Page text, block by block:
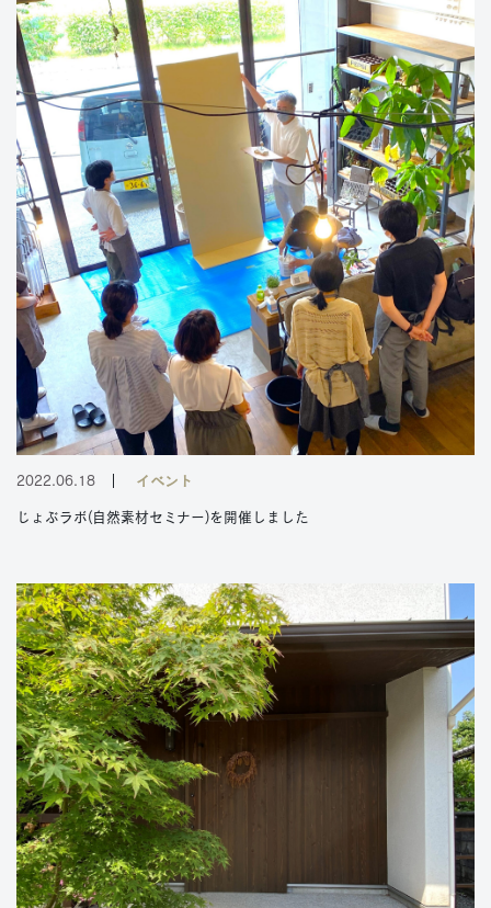
2022.06.18 イベント
じょぶラボ(自然素材セミナー)を開催しました